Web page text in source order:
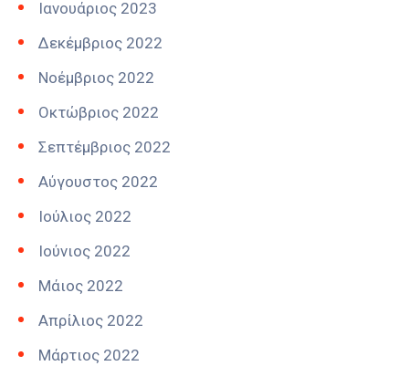
Ιανουάριος 2023
Δεκέμβριος 2022
Νοέμβριος 2022
Οκτώβριος 2022
Σεπτέμβριος 2022
Αύγουστος 2022
Ιούλιος 2022
Ιούνιος 2022
Μάιος 2022
Απρίλιος 2022
Μάρτιος 2022